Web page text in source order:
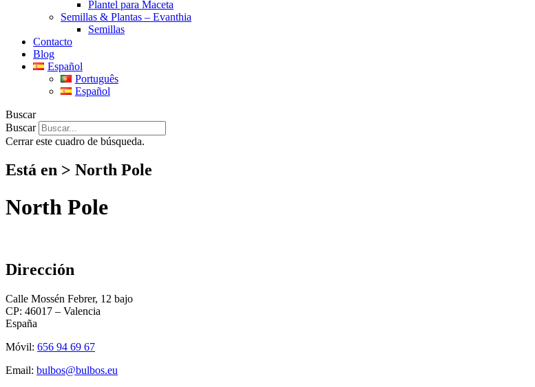
Plantel para Maceta
Semillas & Plantas – Evanthia
Semillas
Contacto
Blog
Español
Português
Español
Buscar
Buscar
Cerrar este cuadro de búsqueda.
Está en > North Pole
North Pole
Dirección
Calle Mossén Febrer, 12 bajo
CP: 46017 – Valencia
España
Móvil: 656 94 69 67
Email: bulbos@bulbos.eu